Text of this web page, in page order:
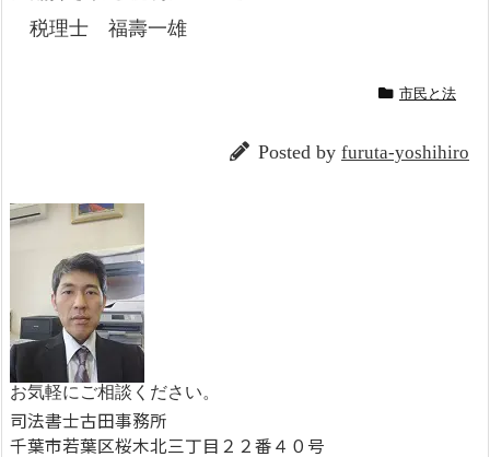
税理士 福壽一雄
市民と法
Posted by furuta-yoshihiro
お気軽にご相談ください。
司法書士古田事務所
千葉市若葉区桜木北三丁目２２番４０号